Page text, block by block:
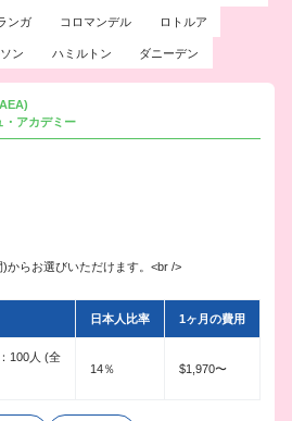
ンガ コロマンデル ロトルア
ン ハミルトン ダニーデン
・アカデミー
からお選びいただけます。<br />
日本人比率 1ヶ月の費用
100人 (全
14％ $1,970〜